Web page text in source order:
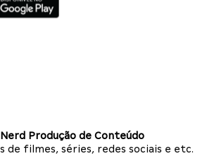
Produção de Conteúdo
de filmes, séries, redes sociais e etc.